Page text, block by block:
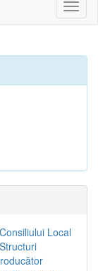
sau
Local
Structuri